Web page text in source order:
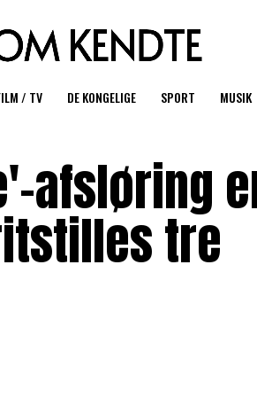
/ TV DE KONGELIGE SPORT MUSIK
afsløring
tre